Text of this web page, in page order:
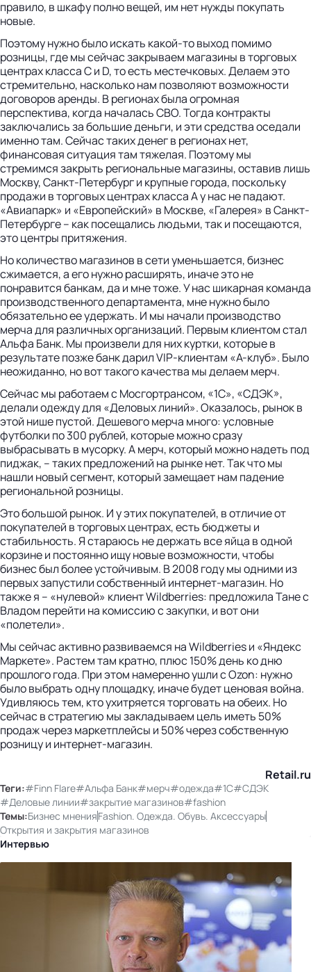
правило, в шкафу полно вещей, им нет нужды покупать
новые.
Поэтому нужно было искать какой-то выход помимо
розницы, где мы сейчас закрываем магазины в торговых
центрах класса C и D, то есть местечковых. Делаем это
стремительно, насколько нам позволяют возможности
договоров аренды. В регионах была огромная
перспектива, когда началась СВО. Тогда контракты
заключались за большие деньги, и эти средства оседали
именно там. Сейчас таких денег в регионах нет,
финансовая ситуация там тяжелая. Поэтому мы
стремимся закрыть региональные магазины, оставив лишь
Москву, Санкт-Петербург и крупные города, поскольку
продажи в торговых центрах класса А у нас не падают.
«Авиапарк» и «Европейский» в Москве, «Галерея» в Санкт-
Петербурге – как посещались людьми, так и посещаются,
это центры притяжения.
Но количество магазинов в сети уменьшается, бизнес
сжимается, а его нужно расширять, иначе это не
понравится банкам, да и мне тоже. У нас шикарная команда
производственного департамента, мне нужно было
обязательно ее удержать. И мы начали производство
мерча для различных организаций. Первым клиентом стал
Альфа Банк. Мы произвели для них куртки, которые в
результате позже банк дарил VIP-клиентам «А-клуб». Было
неожиданно, но вот такого качества мы делаем мерч.
Сейчас мы работаем с Мосгортрансом, «1С», «СДЭК»,
делали одежду для «Деловых линий». Оказалось, рынок в
этой нише пустой. Дешевого мерча много: условные
футболки по 300 рублей, которые можно сразу
выбрасывать в мусорку. А мерч, который можно надеть под
пиджак, – таких предложений на рынке нет. Так что мы
нашли новый сегмент, который замещает нам падение
региональной розницы.
Это большой рынок. И у этих покупателей, в отличие от
покупателей в торговых центрах, есть бюджеты и
стабильность. Я стараюсь не держать все яйца в одной
корзине и постоянно ищу новые возможности, чтобы
бизнес был более устойчивым. В 2008 году мы одними из
первых запустили собственный интернет-магазин. Но
также я – «нулевой» клиент Wildberries: предложила Тане с
Владом перейти на комиссию с закупки, и вот они
«полетели».
Мы сейчас активно развиваемся на Wildberries и «Яндекс
Маркете». Растем там кратно, плюс 150% день ко дню
прошлого года. При этом намеренно ушли с Ozon: нужно
было выбрать одну площадку, иначе будет ценовая война.
Удивляюсь тем, кто ухитряется торговать на обеих. Но
сейчас в стратегию мы закладываем цель иметь 50%
продаж через маркетплейсы и 50% через собственную
розницу и интернет-магазин.
Retail.ru
Теги:#Finn Flare#Альфа Банк#мерч#одежда#1С#СДЭК
#Деловые линии#закрытие магазинов#fashion
Темы:Бизнес мненияFashion. Одежда. Обувь. Аксессуары
Открытия и закрытия магазинов
Интервью